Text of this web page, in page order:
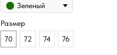
Зеленый
Размер
70
72 74 76